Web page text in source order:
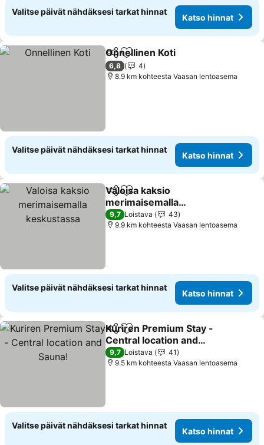
Valitse päivät nähdäksesi tarkat hinnat
Katso hinnat
Jaa Lisää suosikkeihin
Onnellinen Koti
6,8
4
8.9 km kohteesta Vaasan lentoasema
Valitse päivät nähdäksesi tarkat hinnat
Katso hinnat
Jaa Lisää suosikkeihin
Valoisa kaksio
merimaisemalla
keskustassa
9,7 Loistava
43
9.9 km kohteesta Vaasan lentoasema
Valitse päivät nähdäksesi tarkat hinnat
Katso hinnat
Jaa Lisää suosikkeihin
Kuriren Premium Stay -
Central location and
Sauna!
9,7 Loistava
41
9.5 km kohteesta Vaasan lentoasema
Valitse päivät nähdäksesi tarkat hinnat
Katso hinnat